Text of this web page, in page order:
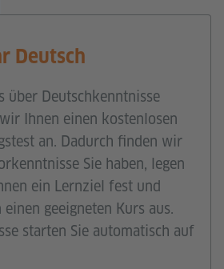
Deutsch
über Deutschkenntnisse
Ihnen einen kostenlosen
an. Dadurch finden wir
Sie haben, legen
ein Lernziel fest und
geeigneten Kurs aus.
starten Sie automatisch auf